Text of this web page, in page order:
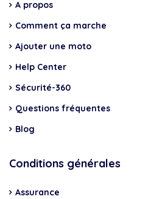
A propos
Comment ça marche
Ajouter une moto
Help Center
Sécurité-360
Questions fréquentes
Blog
Conditions générales
Assurance